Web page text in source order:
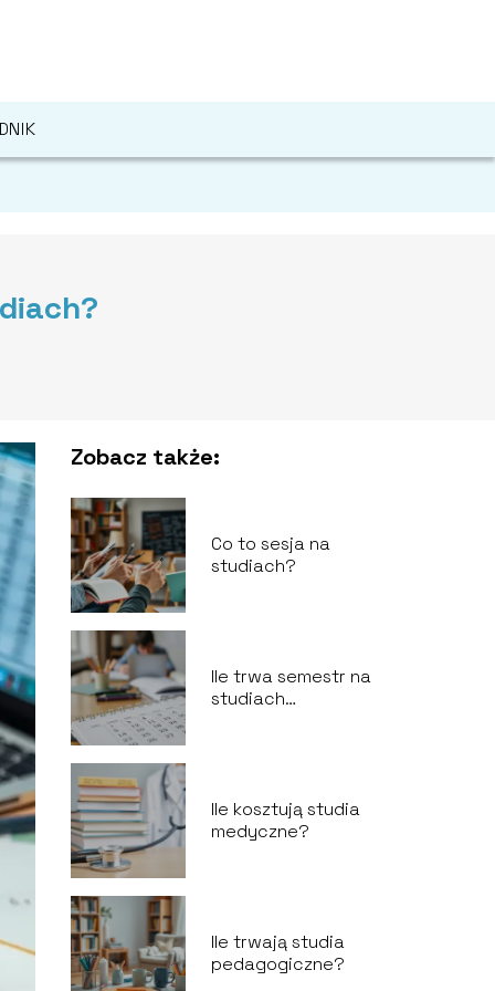
Zobacz także:
Co to sesja na
studiach?
Ile trwa semestr na
studiach
Ile kosztują studia
medyczne?
Ile trwają studia
pedagogiczne?